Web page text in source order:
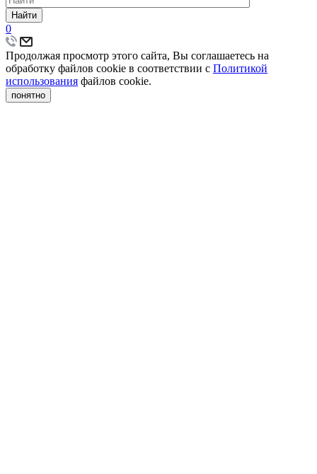
Найти
0
Продолжая просмотр этого сайта, Вы соглашаетесь на
обработку файлов cookie в соответствии с Политикой
использования файлов cookie.
понятно